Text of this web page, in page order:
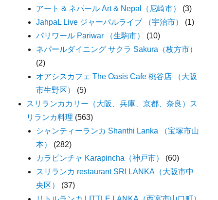
アート & ネパール Art & Nepal（尼崎市）
(3)
JahpaL Live ジャーパルライブ （宇治市）
(1)
パリワール Pariwar （生駒市）
(10)
ネパールダイニング サクラ Sakura（枚方市）
(2)
オアシスカフェ The Oasis Cafe 桃谷店 （大阪
市生野区）
(5)
スリランカカリー（大阪、兵庫、京都、奈良）ス
リランカ料理 (563)
シャンティーランカ Shanthi Lanka （宝塚市山
本）
(282)
カラピンチャ Karapincha（神戸市）
(60)
スリランカ restaurant SRI LANKA（大阪市中
央区）
(37)